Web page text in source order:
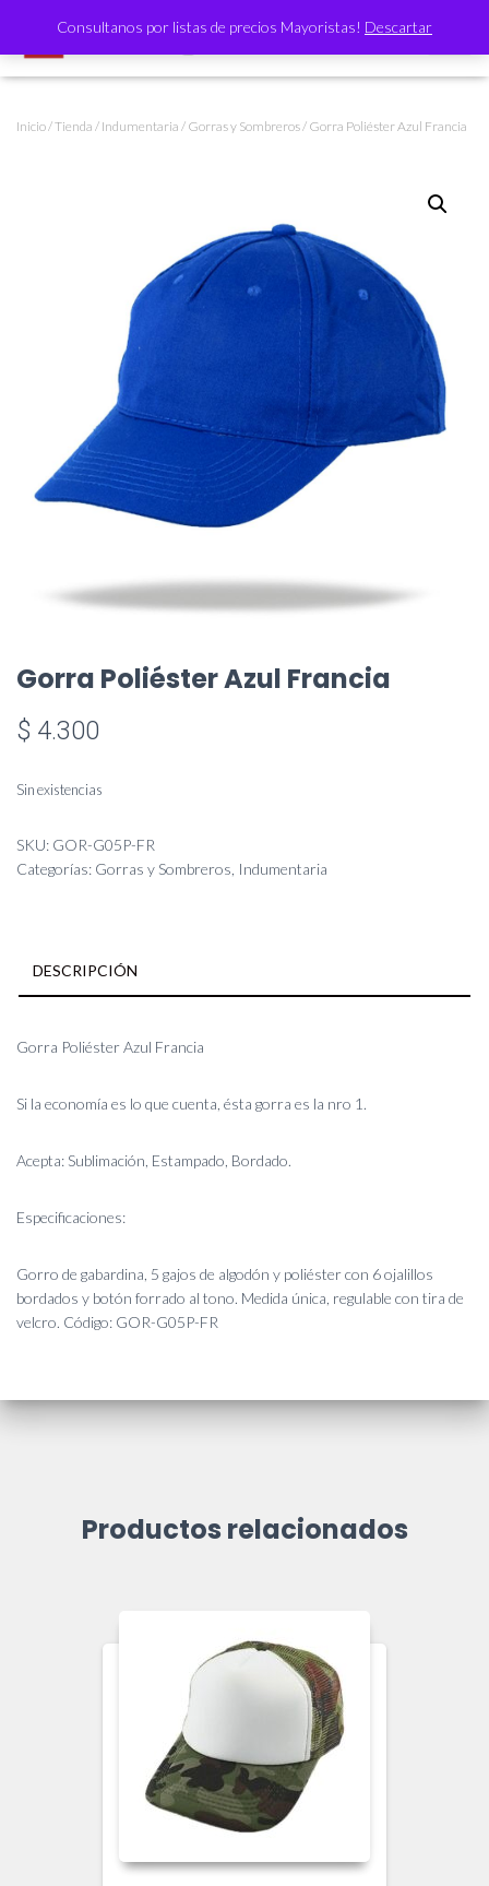
Consultanos por listas de precios Mayoristas! Descartar
Inicio/Tienda / Indumentaria / Gorras y Sombreros/ Gorra Poliéster Azul Francia
Gorra Poliéster Azul Francia
$ 4.300
Sin existencias
SKU: GOR-G05P-FR
Categorías: Gorras y Sombreros Indumentaria
DESCRIPCIÓN
Gorra Poliéster Azul Francia
Si la economía es lo que cuenta, ésta gorra es la nro 1.
Acepta: Sublimación, Estampado, Bordado.
Especificaciones:
Gorro de gabardina, 5 gajos de algodón y poliéster con 6 ojalillos
bordados y botón forrado al tono. Medida única, regulable con tira de
velcro. Código: GOR-G05P-FR
Productos relacionados